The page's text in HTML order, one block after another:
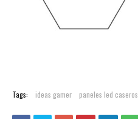
Tags: ideas gamer paneles led caseros